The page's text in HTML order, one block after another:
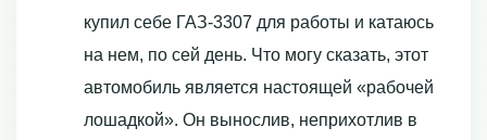
купил себе ГАЗ-3307 для работы и катаюсь
на нем, по сей день. Что могу сказать, этот
автомобиль является настоящей «рабочей
лошадкой». Он вынослив, неприхотлив в